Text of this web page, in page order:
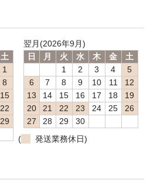
土
1
8
15
22
29
翌月(2026年9月)
日
月 火 水 木 金
土
1
2 3 4
5
6
7 8 9 10 11
12
13
14 15 16 17 18
19
20
21 22 23 24 25
26
27
28 29
30
(
発送業務休日)